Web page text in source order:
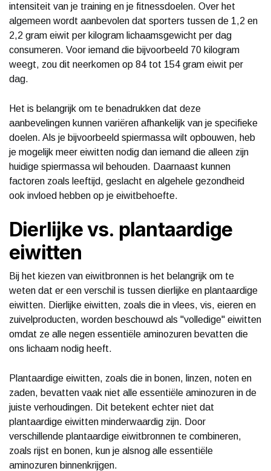
intensiteit van je training en je fitnessdoelen. Over het
algemeen wordt aanbevolen dat sporters tussen de 1,2 en
2,2 gram eiwit per kilogram lichaamsgewicht per dag
consumeren. Voor iemand die bijvoorbeeld 70 kilogram
weegt, zou dit neerkomen op 84 tot 154 gram eiwit per
dag.
Het is belangrijk om te benadrukken dat deze
aanbevelingen kunnen variëren afhankelijk van je specifieke
doelen. Als je bijvoorbeeld spiermassa wilt opbouwen, heb
je mogelijk meer eiwitten nodig dan iemand die alleen zijn
huidige spiermassa wil behouden. Daarnaast kunnen
factoren zoals leeftijd, geslacht en algehele gezondheid
ook invloed hebben op je eiwitbehoefte.
Dierlijke vs. plantaardige
eiwitten
Bij het kiezen van eiwitbronnen is het belangrijk om te
weten dat er een verschil is tussen dierlijke en plantaardige
eiwitten. Dierlijke eiwitten, zoals die in vlees, vis, eieren en
zuivelproducten, worden beschouwd als "volledige" eiwitten
omdat ze alle negen essentiële aminozuren bevatten die
ons lichaam nodig heeft.
Plantaardige eiwitten, zoals die in bonen, linzen, noten en
zaden, bevatten vaak niet alle essentiële aminozuren in de
juiste verhoudingen. Dit betekent echter niet dat
plantaardige eiwitten minderwaardig zijn. Door
verschillende plantaardige eiwitbronnen te combineren,
zoals rijst en bonen, kun je alsnog alle essentiële
aminozuren binnenkrijgen.